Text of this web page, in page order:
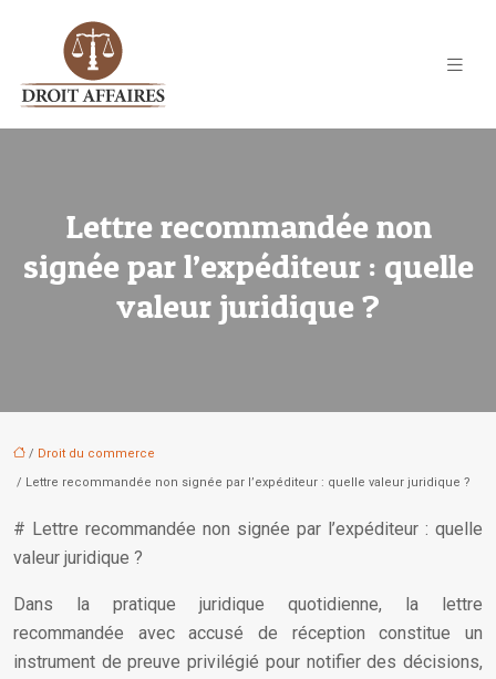
Lettre recommandée non
signée par l’expéditeur : quelle
valeur juridique ?
/ Droit du commerce
/ Lettre recommandée non signée par l’expéditeur : quelle valeur juridique ?
# Lettre recommandée non signée par l’expéditeur : quelle
valeur juridique ?
Dans la pratique juridique quotidienne, la lettre
recommandée avec accusé de réception constitue un
instrument de preuve privilégié pour notifier des décisions,